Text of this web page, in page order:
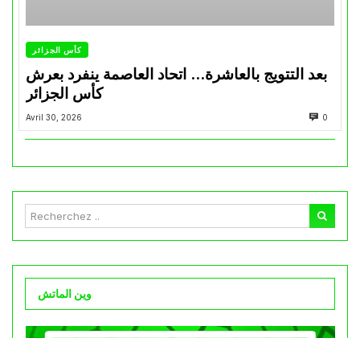
كأس الجزائر
بعد التتويج بالعاشرة… اتحاد العاصمة ينفرد بعرش
كأس الجزائر
Avril 30, 2026 0
وين الماتش